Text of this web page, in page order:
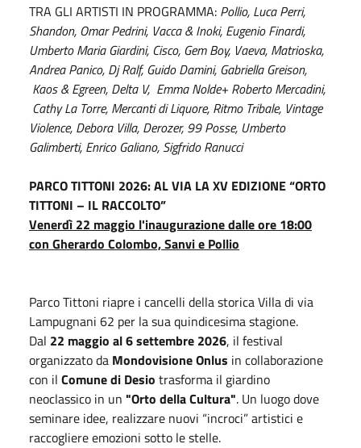
TRA GLI ARTISTI IN PROGRAMMA: Pollio, Luca Perri,
Shandon, Omar Pedrini, Vacca & Inoki, Eugenio Finardi,
Umberto Maria Giardini, Cisco, Gem Boy, Vaeva, Matrioska,
Andrea Panico, Dj Ralf, Guido Damini, Gabriella Greison,
Kaos & Egreen, Delta V, Emma Nolde+ Roberto Mercadini,
Cathy La Torre, Mercanti di Liquore, Ritmo Tribale, Vintage
Violence, Debora Villa, Derozer, 99 Posse, Umberto
Galimberti, Enrico Galiano, Sigfrido Ranucci
PARCO TITTONI 2026: AL VIA LA XV EDIZIONE “ORTO
TITTONI – IL RACCOLTO”
Venerdì 22 maggio l'inaugurazione dalle ore 18:00
con Gherardo Colombo, Sanvi e Pollio
Parco Tittoni riapre i cancelli della storica Villa di via
Lampugnani 62 per la sua quindicesima stagione.
Dal 22 maggio al 6 settembre 2026, il festival
organizzato da Mondovisione Onlus in collaborazione
con il Comune di Desio trasforma il giardino
neoclassico in un "Orto della Cultura". Un luogo dove
seminare idee, realizzare nuovi “incroci” artistici e
raccogliere emozioni sotto le stelle.